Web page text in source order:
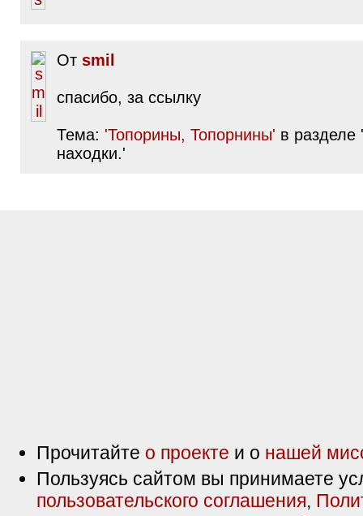
От smil
спасибо, за ссылку
Тема: 'Топорины, Топорнины' в разделе
находки.'
Прочитайте о проекте и о нашей
Пользуясь сайтом вы принимаете
пользовательского соглашения,